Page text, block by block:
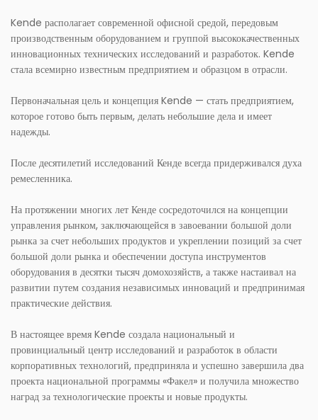
Kende располагает современной офисной средой, передовым
производственным оборудованием и группой высококачественных
инновационных технических исследований и разработок. Kende
стала всемирно известным предприятием и образцом в отрасли.
Первоначальная цель и концепция Kende — стать предприятием,
которое готово быть первым, делать небольшие дела и имеет
надежды.
После десятилетий исследований Кенде всегда придерживался духа
ремесленника.
На протяжении многих лет Кенде сосредоточился на концепции
управления рынком, заключающейся в завоевании большой доли
рынка за счет небольших продуктов и укреплении позиций за счет
большой доли рынка и обеспечении доступа инструментов
оборудования в десятки тысяч домохозяйств, а также настаивал на
развитии путем создания независимых инноваций и предпринимая
практические действия.
В настоящее время Kende создала национальный и
провинциальный центр исследований и разработок в области
корпоративных технологий, предприняла и успешно завершила два
проекта национальной программы «Факел» и получила множество
наград за технологические проекты и новые продукты.